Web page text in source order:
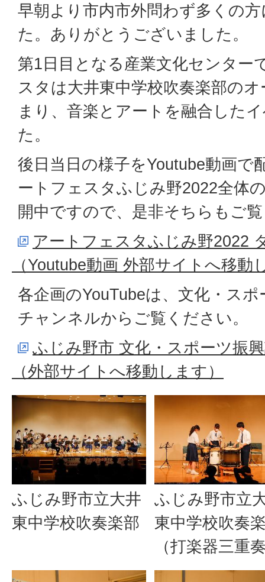
早朝より市内市外問わず多くの
た。ありがとうございました。
第1日目となる産業文化センター
スタは大井東中学校吹奏楽部の
まり、音楽とアートを融合した
た。
後日当日の様子をYoutube動画で
ートフェスタふじみ野2022全体
開中ですので、是非そちらもご
アートフェスタふじみ野2022
（Youtube動画 外部サイトへ移動
各企画のYouTubeは、文化・ス
チャンネルからご覧ください。
ふじみ野市 文化・スポーツ振
（外部サイトへ移動します）
ふじみ野市立大井
東中学校吹奏楽部
ふじみ野市立
東中学校吹奏
（打楽器三重